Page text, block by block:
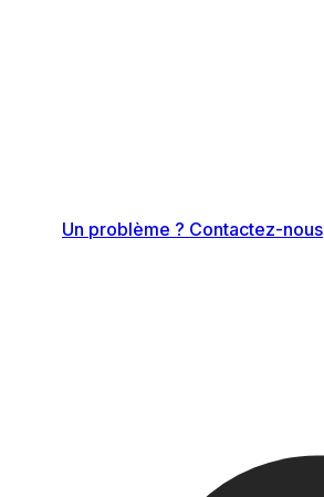
Un problème ? Contactez-nous